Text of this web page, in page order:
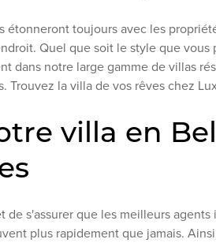
étonneront toujours avec les
Quel que soit le style que
dans notre large gamme de villas
Trouvez la villa de vos rêves chez
villa en
de s'assurer que les meilleurs
plus rapidement que jamais.